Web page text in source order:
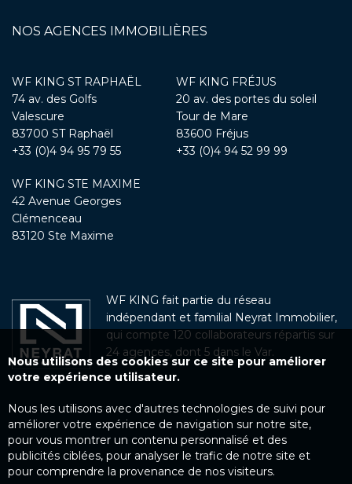
NOS AGENCES IMMOBILIÈRES
WF KING ST RAPHAËL
74 av. des Golfs
Valescure
83700 ST Raphaël
+33 (0)4 94 95 79 55
WF KING FRÉJUS
20 av. des portes du soleil
Tour de Mare
83600 Fréjus
+33 (0)4 94 52 99 99
WF KING STE MAXIME
42 Avenue Georges
Clémenceau
83120 Ste Maxime
WF KING fait partie du réseau
indépendant et familial Neyrat Immobilier,
qui compte 120 collaborateurs répartis sur
24 agences, dont 5 dans le Var.
Nous utilisons des cookies sur ce site pour améliorer
votre expérience utilisateur.
Nous les utilisons avec d'autres technologies de suivi pour
améliorer votre expérience de navigation sur notre site,
pour vous montrer un contenu personnalisé et des
publicités ciblées, pour analyser le trafic de notre site et
pour comprendre la provenance de nos visiteurs.